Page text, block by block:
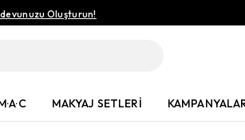
Oluşturun!
MAKYAJ SETLERİ